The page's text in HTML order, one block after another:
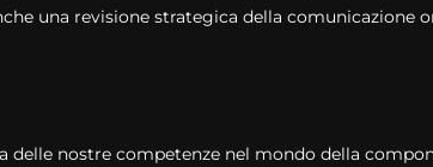
una revisione strategica della comunicazione
delle nostre competenze nel mondo della